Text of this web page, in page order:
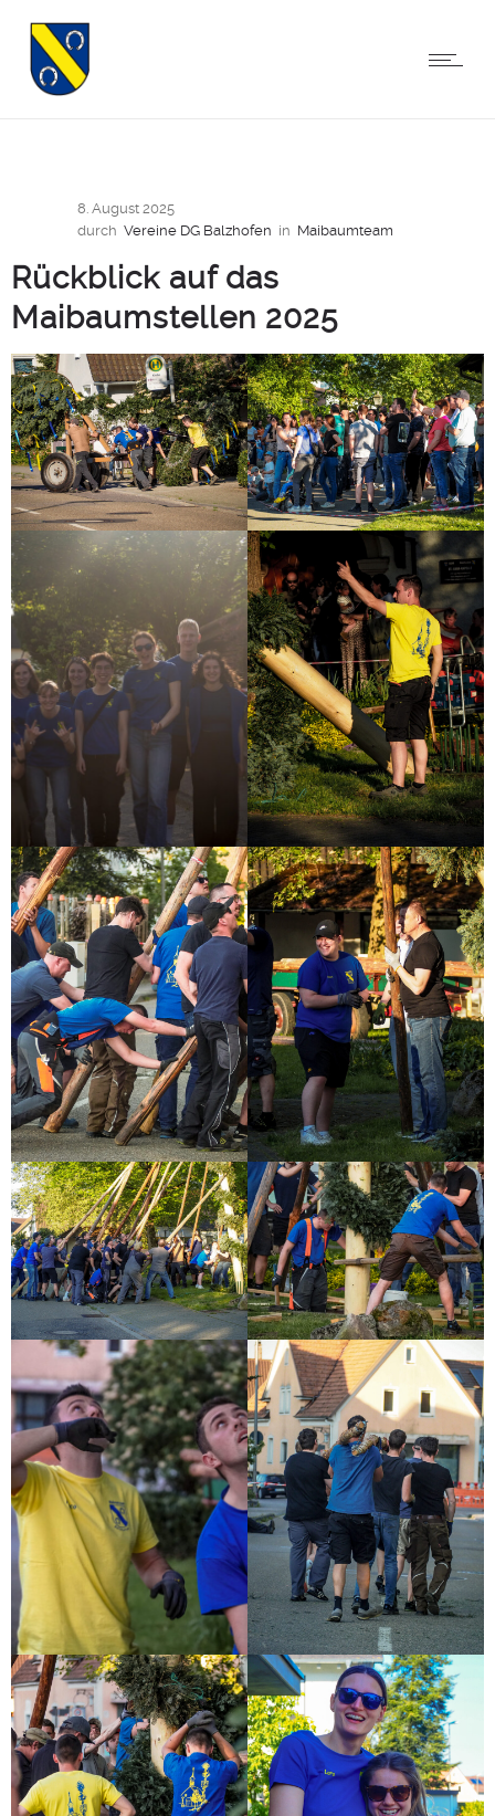
8. August 2025
durch Vereine DG Balzhofen in Maibaumteam
Rückblick auf das
Maibaumstellen 2025